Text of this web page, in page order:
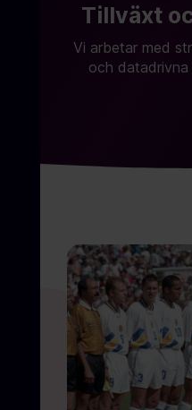
Tillväxt
Vi arbetar med
och datadrivna